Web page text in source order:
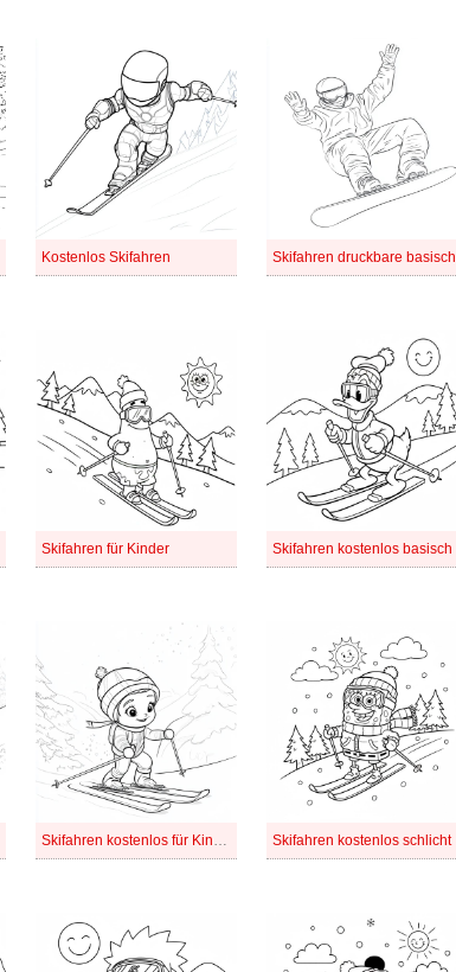
Kostenlos Skifahren Skifahren druckbare basisch
Skifahren für Kinder Skifahren kostenlos basisch
Skifahren kostenlos für Kinder Skifahren kostenlos schlicht